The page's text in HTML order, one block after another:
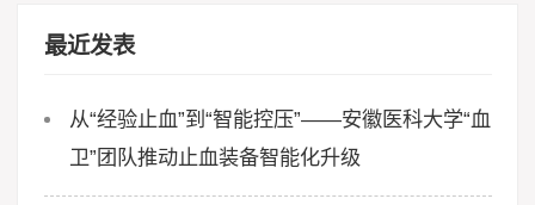
最近发表
从“经验止血”到“智能控压”——安徽医科大学“血
卫”团队推动止血装备智能化升级